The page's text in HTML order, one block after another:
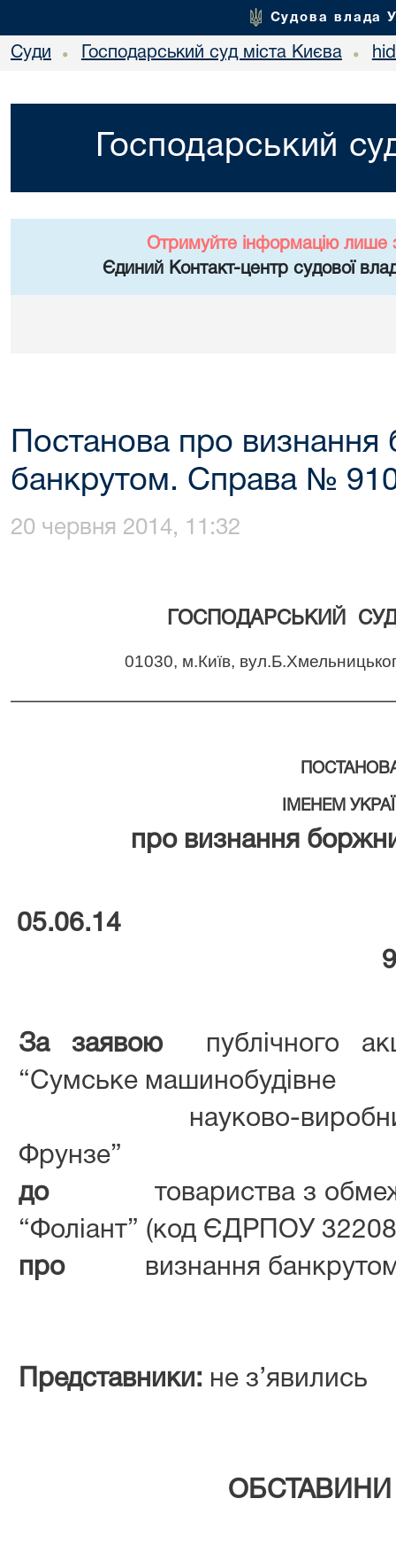
Судова влада
Суди • Господарський суд міста Києва •
Господарський
Отримуйте інформацію лише
Єдиний Контакт-центр судової
Постанова про
банкрутом. Справа №
20 червня 2014, 11:32
ГОСПОДАРСЬКИЙ
01030, м.Київ,
ІМЕНЕМ
про визнання
05.06.14
За заявою
публічного
“Сумське машинобудівне
науково-
Фрунзе”
до
товариства з
“Фоліант” (код ЄДРПОУ
про
визнання
Представники: не з’явились